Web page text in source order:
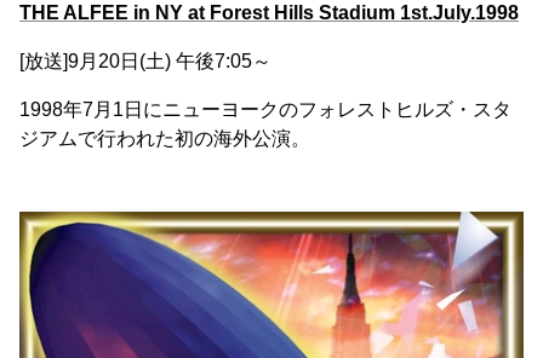
THE ALFEE in NY at Forest Hills Stadium 1st.July.1998
[放送]9月20日(土) 午後7:05～
1998年7月1日にニューヨークのフォレストヒルズ・スタ
ジアムで行われた初の海外公演。